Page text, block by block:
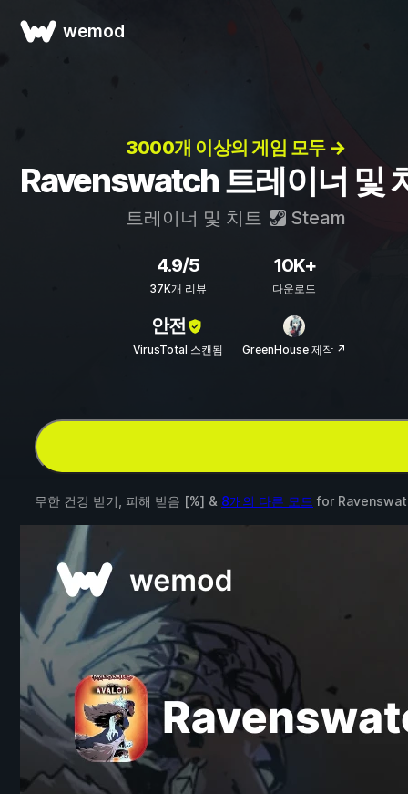
wemod
3000개 이상의 게임 모두 →
Ravenswatch 트레이너 및
트레이너 및 치트 Steam
4.9/5
37K개 리뷰
10K+
다운로드
안전
VirusTotal 스캔됨 GreenHouse 제작 ↗
무한 건강 받기, 피해 받음 [%] & 8개의 다른 모드 for